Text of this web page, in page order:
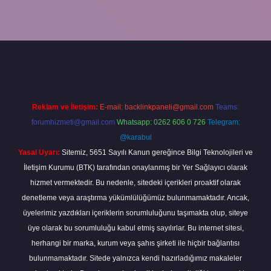
Reklam ve İletişim: E-mail: backlinkpaneli@gmail.com Teams:
forumhizmeti@gmail.com Whatsapp: 0262 606 0 726 Telegram:
@karabul
Yasal Uyarı: Sitemiz, 5651 Sayılı Kanun gereğince Bilgi Teknolojileri ve
İletişim Kurumu (BTK) tarafından onaylanmış bir Yer Sağlayıcı olarak
hizmet vermektedir. Bu nedenle, sitedeki içerikleri proaktif olarak
denetleme veya araştırma yükümlülüğümüz bulunmamaktadır. Ancak,
üyelerimiz yazdıkları içeriklerin sorumluluğunu taşımakta olup, siteye
üye olarak bu sorumluluğu kabul etmiş sayılırlar. Bu internet sitesi,
herhangi bir marka, kurum veya şahıs şirketi ile hiçbir bağlantısı
bulunmamaktadır. Sitede yalnızca kendi hazırladığımız makaleler